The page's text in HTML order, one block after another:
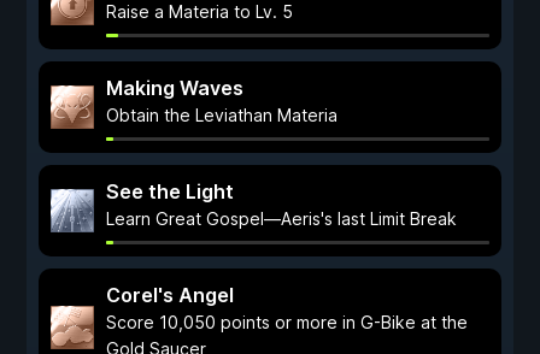
Raise a Materia to Lv. 5
Making Waves
Obtain the Leviathan Materia
See the Light
Learn Great Gospel—Aeris's last Limit Break
Corel's Angel
Score 10,050 points or more in G-Bike at the
Gold Saucer